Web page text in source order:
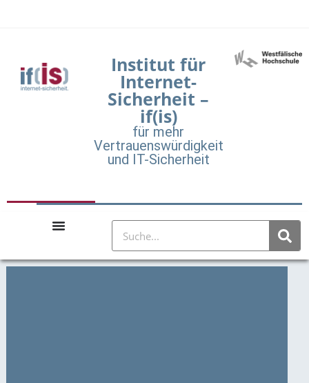
Institut für
Internet-
Sicherheit –
if(is)
für mehr
Vertrauenswürdigkeit
und IT-Sicherheit